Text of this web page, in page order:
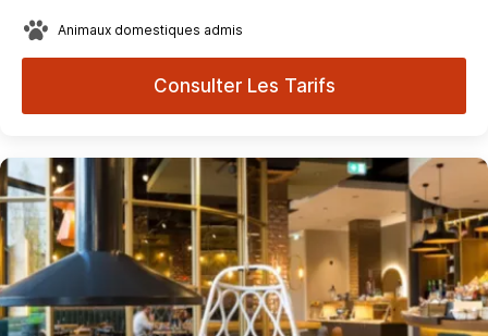
Animaux domestiques admis
Consulter Les Tarifs